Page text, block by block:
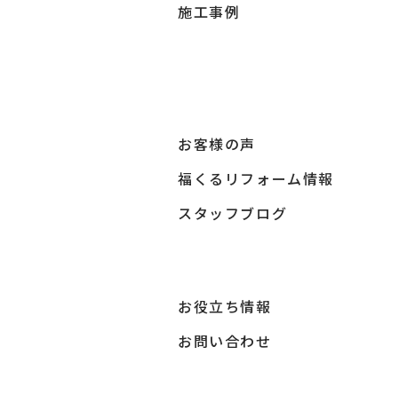
施工事例
お客様の声
福くるリフォーム情報
スタッフブログ
お役立ち情報
お問い合わせ